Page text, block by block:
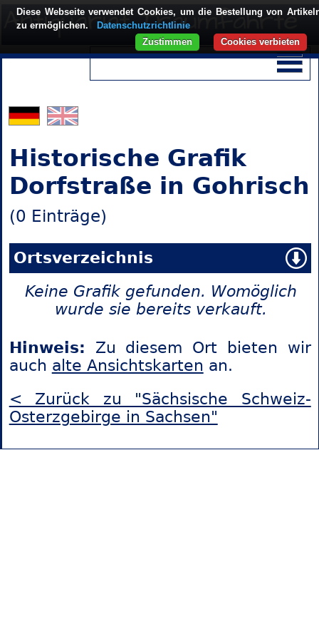
Historische Grafik
Dorfstraße in Gohrisch
(0 Einträge)
Ortsverzeichnis
Keine Grafik gefunden. Womöglich
wurde sie bereits verkauft.
Hinweis: Zu diesem Ort bieten wir
auch alte Ansichtskarten an.
< Zurück zu "Sächsische Schweiz-
Osterzgebirge in Sachsen"
Diese Webseite verwendet Cookies, um die Bestellung von
zu ermöglichen.
Datenschutzrichtlinie
Cookies verbieten
Zustimmen